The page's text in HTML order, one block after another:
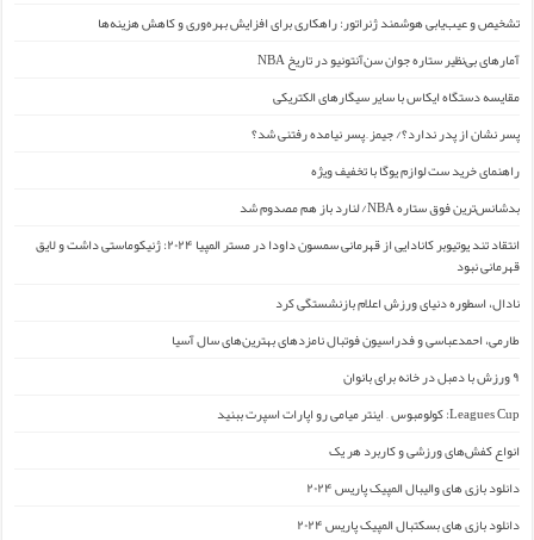
تشخیص و عیب‌یابی هوشمند ژنراتور: راهکاری برای افزایش بهره‌وری و کاهش هزینه‌ها
آمارهای بی‌نظیر ستاره جوان سن‌آنتونیو در تاریخ NBA
مقایسه دستگاه ایکاس با سایر سیگارهای الکتریکی
پسر نشان از پدر ندارد؟/ جیمز ِ پسر نیامده رفتنی شد؟
راهنمای خرید ست لوازم یوگا با تخفیف ویژه
بدشانس‌ترین فوق ستاره NBA/ لنارد باز هم مصدوم شد
انتقاد تند یوتیوبر کانادایی از قهرمانی سمسون داودا در مستر المپیا ۲۰۲۴: ژنیکوماستی داشت و لایق
قهرمانی نبود
نادال، اسطوره دنیای ورزش اعلام بازنشستگی کرد
طارمی، احمدعباسی و فدراسیون فوتبال نامزدهای بهترین‌های سال آسیا
۹ ورزش با دمبل در خانه برای بانوان
Leagues Cup: کولومبوس – اینتر میامی رو اپارات اسپرت ببنید
انواع کفش‌های ورزشی و کاربرد هر یک
دانلود بازی های والیبال المپیک پاریس ۲۰۲۴
دانلود بازی های بسکتبال المپیک پاریس ۲۰۲۴